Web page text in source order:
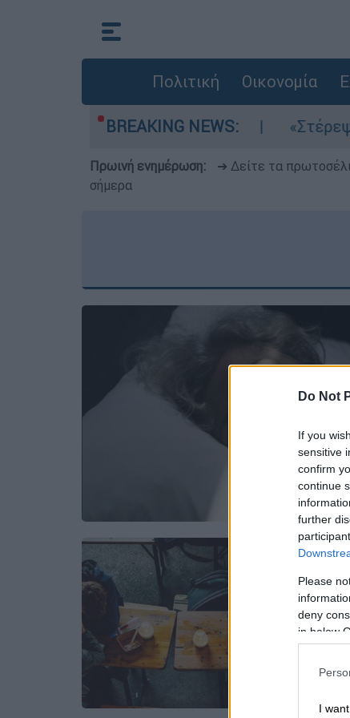
Do Not
If you
sensitive
confirm
continue
further
Please
deny
in below
I
Πολιτική Οικονομία
BREAKING NEWS:
τα μελτέμια στο Αιγαίο «Στέρεψε» η
Πρωινή ενημέρωση: ➔ Δείτε τα
σήμερα